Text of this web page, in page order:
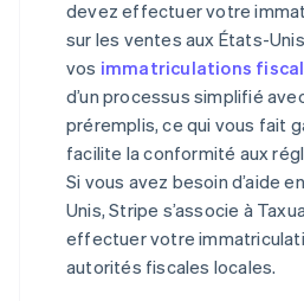
devez effectuer votre
sur les ventes aux États-
vos immatriculations
d’un processus simplifié
préremplis, ce qui vous fait
facilite la conformité aux
Si vous avez besoin d’aide
Unis, Stripe s’associe à
effectuer votre
autorités fiscales locales.